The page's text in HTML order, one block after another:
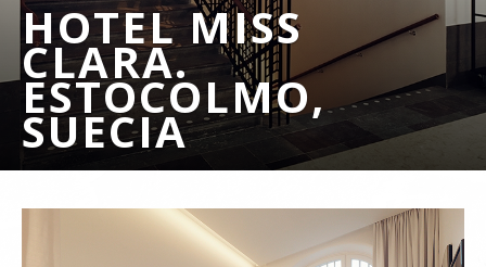
HOTEL MISS
CLARA.
ESTOCOLMO,
SUECIA